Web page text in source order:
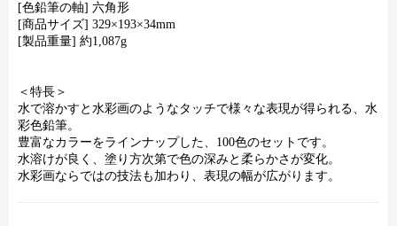
[色鉛筆の軸] 六角形
[商品サイズ] 329×193×34mm
[製品重量] 約1,087g
＜特長＞
水で溶かすと水彩画のようなタッチで様々な表現が得られる、水
彩色鉛筆。
豊富なカラーをラインナップした、100色のセットです。
水溶けが良く、塗り方次第で色の深みと柔らかさが変化。
水彩画ならではの技法も加わり、表現の幅が広がります。